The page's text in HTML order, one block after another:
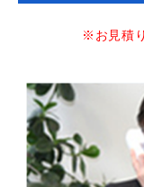
※お見積